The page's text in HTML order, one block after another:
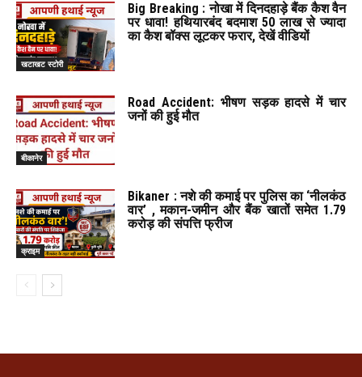
खटाखट स्टोरी
Big Breaking : नोखा में दिनदहाड़े बैंक कैश वैन
पर धावा! हथियारबंद बदमाश 50 लाख से ज्यादा
का कैश बॉक्स लूटकर फरार, देखें वीडियों
बीकानेर
Road Accident: भीषण सड़क हादसे में चार
जनों की हुई मौत
क्राइम
Bikaner : नशे की कमाई पर पुलिस का ‘नीलकंठ
वार’ , मकान-जमीन और बैंक खातों समेत 1.79
करोड़ की संपत्ति फ्रीज